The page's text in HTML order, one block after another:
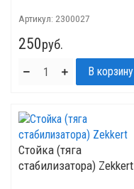
Артикул: 2300027
250руб.
Стойка (тяга
стабилизатора) Zekkert